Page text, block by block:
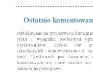
Ostatnio
Publikowane na tym serwisie
tylko i wyłącznie osobistymi
użytkowników. Serwis nie
jakiejkolwiek odpowiedzialności
treść. Użytkownik jest świadomy,
komentarzach nie może znaleźć się
zabroniona przez prawo.